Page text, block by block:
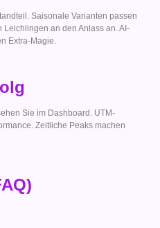
Saisonale Varianten passen
Leichlingen an den Anlass an. AI-
Extra-Magie.
Sie im Dashboard. UTM-
Zeitliche Peaks machen